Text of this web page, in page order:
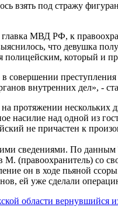
взять под стражу
МВД РФ, к
что девушка
полицейским, который и
совершении
внутренних дел», -
на протяжении
насилие над одной из
не причастен к
сведениями. По
М. (правоохранитель) со
он в ходе пьяной
ей уже сделали
области вернувшийся